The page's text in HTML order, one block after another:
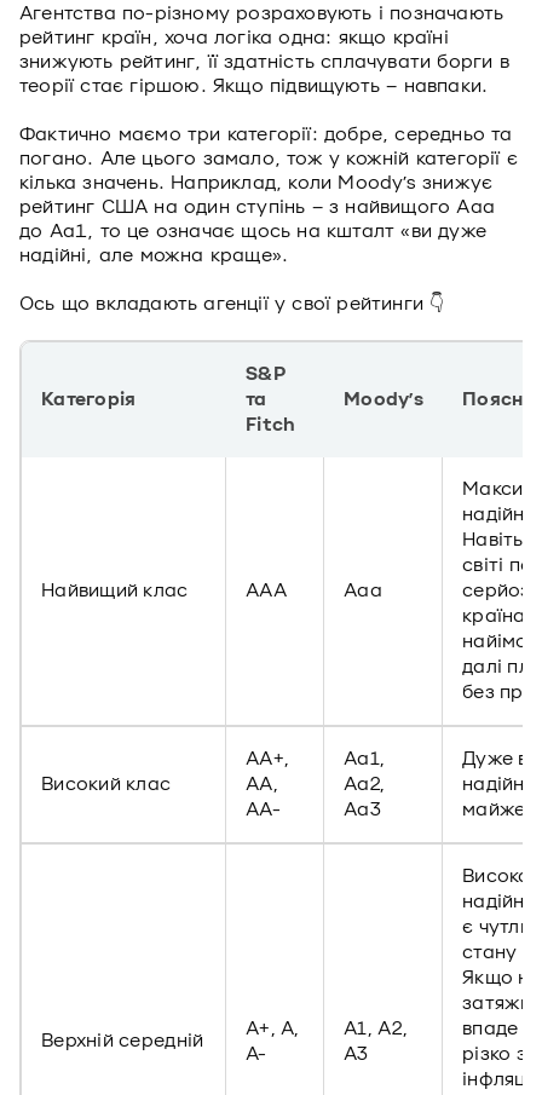
Агентства по-різному розраховують і позначають
рейтинг країн, хоча логіка одна: якщо країні
знижують рейтинг, її здатність сплачувати борги в
теорії стає гіршою. Якщо підвищують – навпаки.
Фактично маємо три категорії: добре, середньо та
погано. Але цього замало, тож у кожній категорії є
кілька значень. Наприклад, коли Moody’s знижує
рейтинг США на один ступінь – з найвищого Aaa
до Aa1, то це означає щось на кшталт «ви дуже
надійні, але можна краще».
Ось що вкладають агенції у свої рейтинги 👇
Категорія
S&P
та
Fitch
Moody’s
Найвищий клас AAA Aaa
Навіть
світі
країна,
далі
без
Високий клас
AA+,
AA,
AA-
Aa1,
Aa2,
Aa3
Дуже
майже
Верхній середній
A+, A,
A-
A1, A2,
A3
Висока
є
стану
Якщо
впаде
різко